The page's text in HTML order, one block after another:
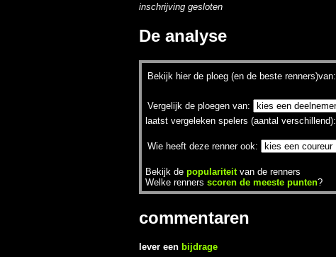
inschrijving gesloten
De analyse
Bekijk hier de ploeg (en de beste renners)van:
Vergelijk de ploegen van:
laatst vergeleken spelers (aantal verschillend):
Wie heeft deze renner ook:
Bekijk de populariteitvan de renners
Welke renners scoren de meeste punten?
commentaren
lever een bijdrage